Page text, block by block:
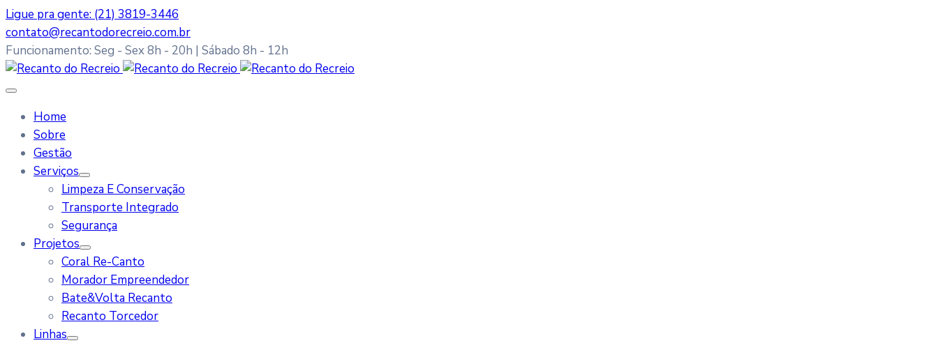
Ligue pra gente: (21) 3819-3446
contato@recantodorecreio.com.br
Funcionamento: Seg - Sex 8h - 20h | Sábado 8h - 12h
Home
Sobre
Gestão
Serviços
Limpeza E Conservação
Transporte Integrado
Segurança
Projetos
Coral Re-Canto
Morador Empreendedor
Bate&Volta Recanto
Recanto Torcedor
Linhas